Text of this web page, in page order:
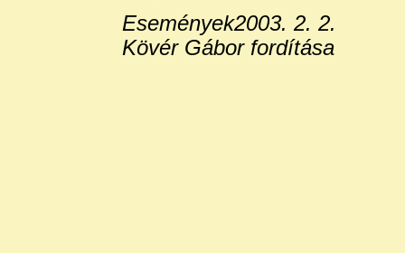
Események2003. 2. 2.
Kövér Gábor fordítása